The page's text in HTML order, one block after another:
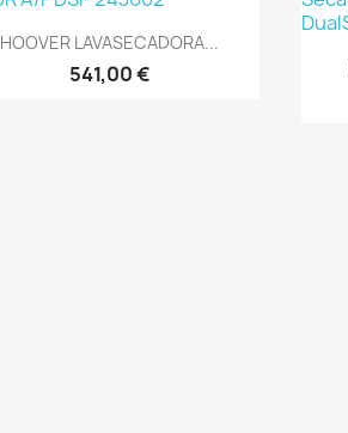
Vista rápida
HOOVER LAVASECADORA...
541,00 €